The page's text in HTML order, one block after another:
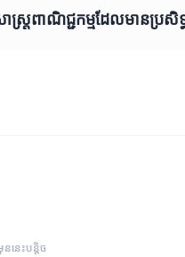
ាស្ត្រពាណិជ្ជកម្មដែលមានប្រសិ
ននេះបន្តិច